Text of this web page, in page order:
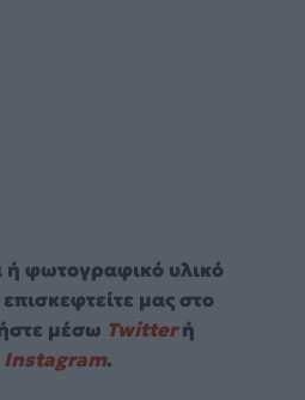
ή φωτογραφικό υλικό
επισκεφτείτε μας στο
μέσω Twitterή
Instagram.